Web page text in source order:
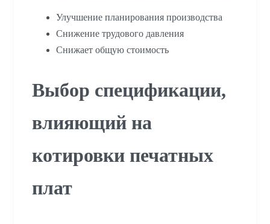
Улучшение планирования производства
Снижение трудового давления
Снижает общую стоимость
Выбор спецификации,
влияющий на
котировки печатных
плат